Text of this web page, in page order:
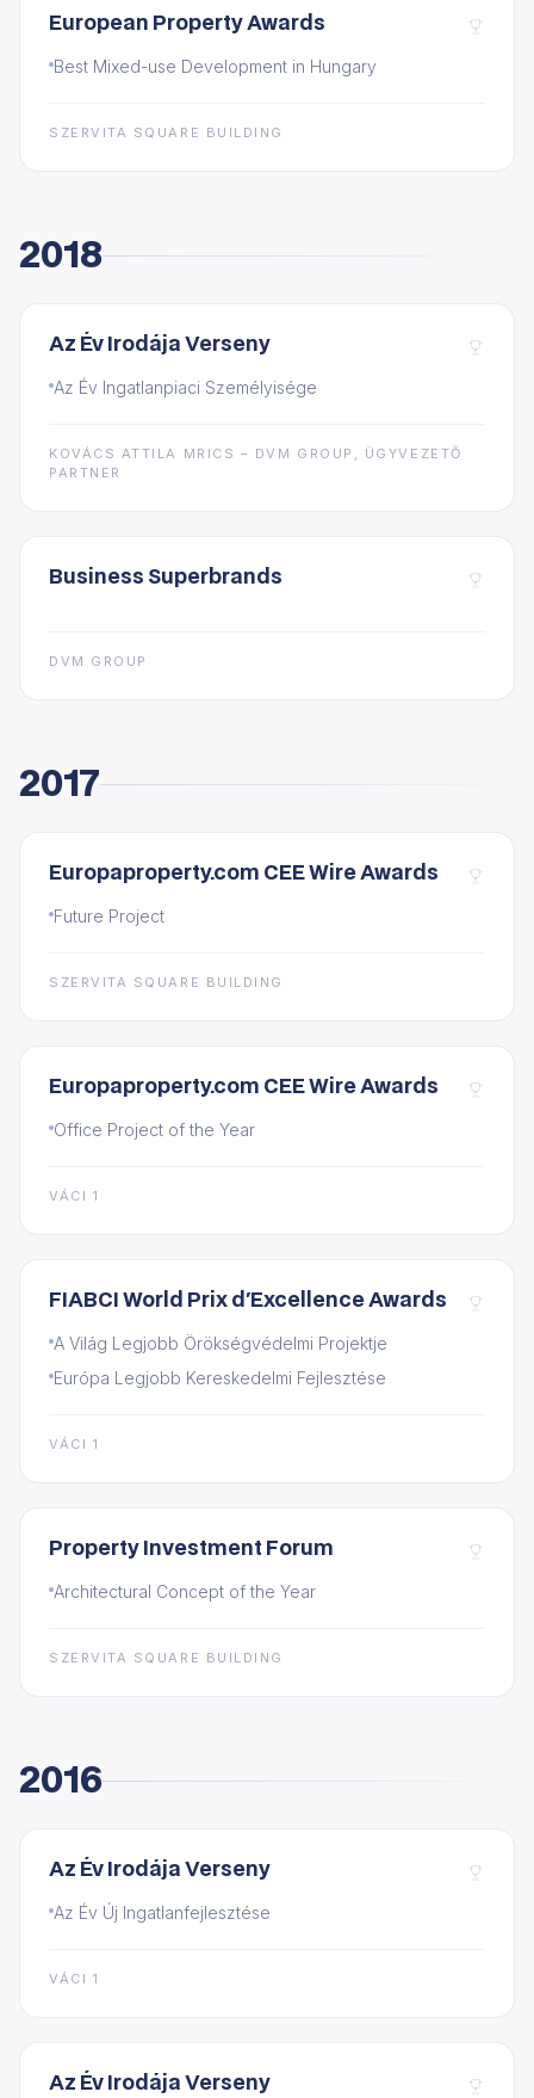
European Property Awards
Best Mixed-use Development in Hungary
SZERVITA SQUARE BUILDING
2018
Az Év Irodája Verseny
Az Év Ingatlanpiaci Személyisége
KOVÁCS ATTILA MRICS – DVM GROUP, ÜGYVEZETŐ
PARTNER
Business Superbrands
DVM GROUP
2017
Europaproperty.com CEE Wire Awards
Future Project
SZERVITA SQUARE BUILDING
Europaproperty.com CEE Wire Awards
Office Project of the Year
VÁCI 1
FIABCI World Prix d'Excellence Awards
A Világ Legjobb Örökségvédelmi Projektje
Európa Legjobb Kereskedelmi Fejlesztése
VÁCI 1
Property Investment Forum
Architectural Concept of the Year
SZERVITA SQUARE BUILDING
2016
Az Év Irodája Verseny
Az Év Új Ingatlanfejlesztése
VÁCI 1
Az Év Irodája Verseny